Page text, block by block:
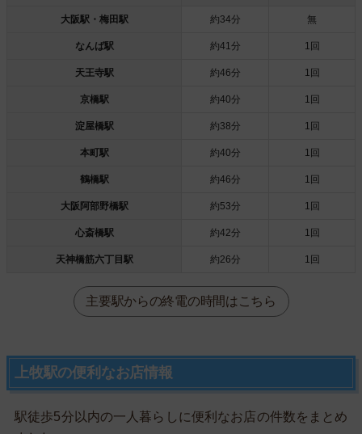
大阪駅・梅田駅 約34分 無
なんば駅 約41分 1回
天王寺駅 約46分 1回
京橋駅 約40分 1回
淀屋橋駅 約38分 1回
本町駅 約40分 1回
鶴橋駅 約46分 1回
大阪阿部野橋駅 約53分 1回
心斎橋駅 約42分 1回
天神橋筋六丁目駅 約26分 1回
主要駅からの終電の時間はこちら
上牧駅の便利なお店情報
駅徒歩5分以内の一人暮らしに便利なお店の件数をまとめ